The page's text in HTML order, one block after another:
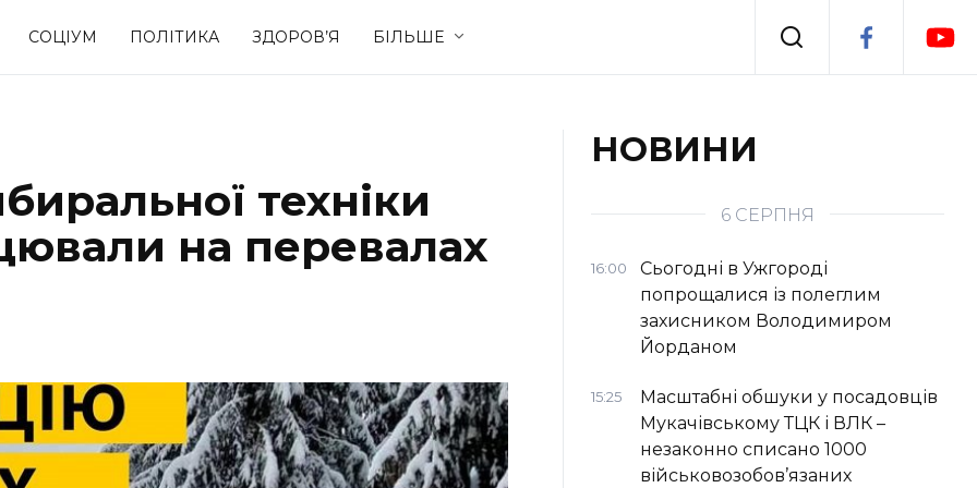
СОЦІУМ ПОЛІТИКА ЗДОРОВ’Я БІЛЬШЕ
Події
Спорт Стиль життя
техніки
на перевалах
НОВИНИ
6 СЕРПНЯ
16:00
Сьогодні в Ужгороді
попрощалися із полеглим
захисником Володимиром
Йорданом
15:25
Масштабні обшуки у посадовців
Мукачівському ТЦК і ВЛК –
незаконно списано 1000
військовозобов’язаних